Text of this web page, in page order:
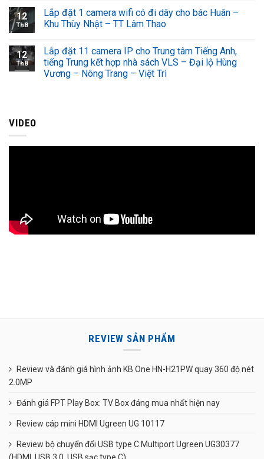
12
Th8
Lắp đặt 1 camera wifi có đi dây cho bác Huân –
Khu Thùy Nhật – TT Lâm Thao
12
Th8
Lắp đặt 11 camera IP cho Trung tâm Tiếng Anh,
tiếng Trung kết hợp nhà sách VLS – Đại lộ Hùng
Vương – Nông Trang – Việt Trì
VIDEO
REVIEW SẢN PHẨM
Review và đánh giá hình ảnh KB One HN-H21PW quay 360 độ nét
2.0MP
Đánh giá FPT Play Box: TV Box đáng mua nhất hiện nay
Review cáp mini HDMI Ugreen UG 10117
Review bộ chuyển đổi USB type C Multiport Ugreen UG30377